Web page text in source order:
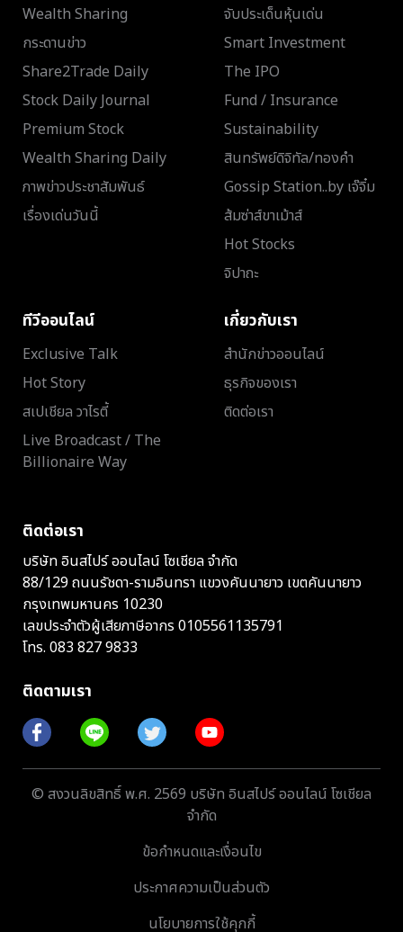
Wealth Sharing
กระดานข่าว
Share2Trade Daily
Stock Daily Journal
Premium Stock
Wealth Sharing Daily
ภาพข่าวประชาสัมพันธ์
เรื่องเด่นวันนี้
จับประเด็นหุ้นเด่น
Smart Investment
The IPO
Fund / Insurance
Sustainability
สินทรัพย์ดิจิทัล/ทองคำ
Gossip Station..by เจ๊จิ๋ม
ส้มซ่าส์ขาเม้าส์
Hot Stocks
จิปาถะ
ทีวีออนไลน์
Exclusive Talk
Hot Story
สเปเชียล วาไรตี้
Live Broadcast / The
Billionaire Way
เกี่ยวกับเรา
สำนักข่าวออนไลน์
ธุรกิจของเรา
ติดต่อเรา
ติดต่อเรา
บริษัท อินสไปร์ ออนไลน์ โซเชียล จำกัด
88/129 ถนนรัชดา-รามอินทรา แขวงคันนายาว เขตคันนายาว
กรุงเทพมหานคร 10230
เลขประจำตัวผู้เสียภาษีอากร 0105561135791
โทร. 083 827 9833
ติดตามเรา
© สงวนลิขสิทธิ์ พ.ศ. 2569 บริษัท อินสไปร์ ออนไลน์ โซเชียล
จำกัด
ข้อกำหนดและเงื่อนไข
ประกาศความเป็นส่วนตัว
นโยบายการใช้คุกกี้